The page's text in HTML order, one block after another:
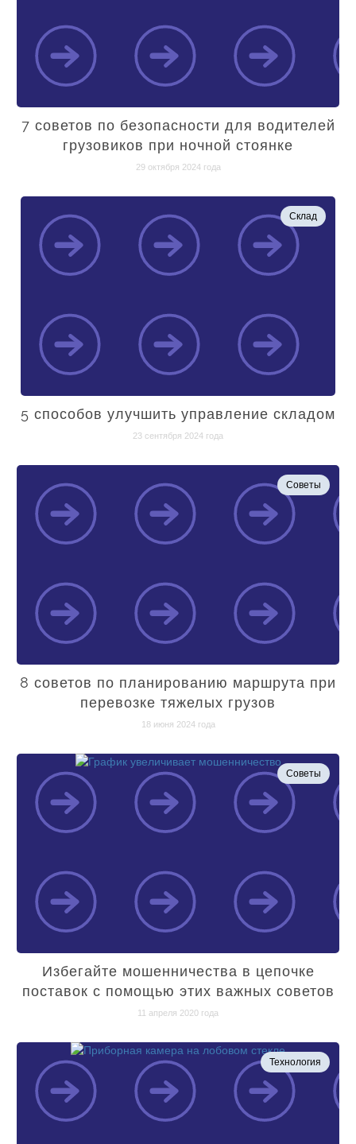
7 советов по безопасности для водителей
грузовиков при ночной стоянке
29 октября 2024 года
Склад
5 способов улучшить управление складом
23 сентября 2024 года
Советы
8 советов по планированию маршрута при
перевозке тяжелых грузов
18 июня 2024 года
Советы
Избегайте мошенничества в цепочке
поставок с помощью этих важных советов
11 апреля 2020 года
Технология